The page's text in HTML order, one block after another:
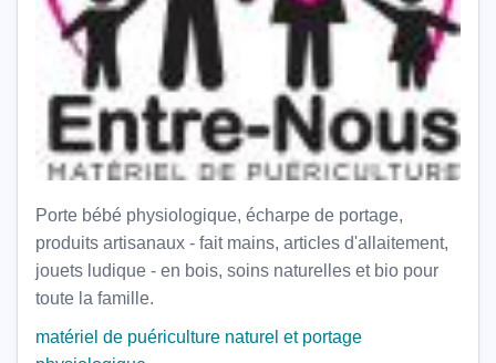
Porte bébé physiologique, écharpe de portage,
produits artisanaux - fait mains, articles d'allaitement,
jouets ludique - en bois, soins naturelles et bio pour
toute la famille.
matériel de puériculture naturel et portage